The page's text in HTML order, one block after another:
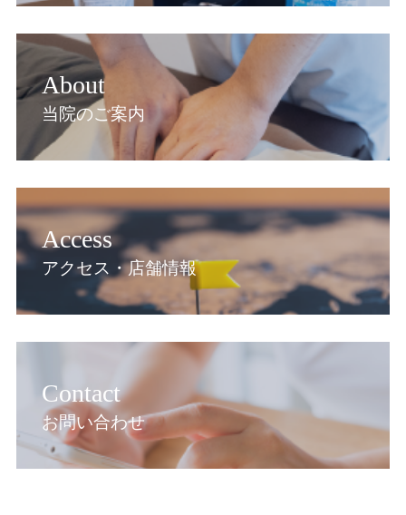
About
当院のご案内
Access
アクセス・店舗情報
Contact
お問い合わせ